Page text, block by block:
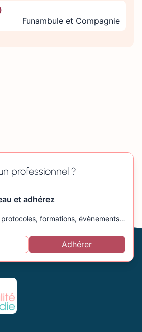
Funambule et Compagnie
professionnel ?
et adhérez
formations, évènements…
Adhérer